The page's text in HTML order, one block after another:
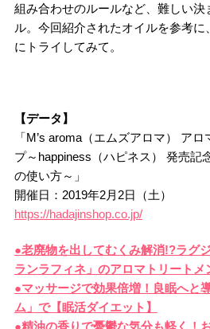
組み合わせのルールなど、難しい決
ル。今回紹介されたオイルを参考に
にトライしてみて。
【データ】
「M’s aroma（エムズアロマ） ア
プ～happiness（ハピネス） 発売記
の使い方～」
開催日：2019年2月2日（土）
https://hadajinshop.co.jp/
●老廃物を出してむくみ解消!?ラグ
ランラフィネ」のアロマトリートメ
●マッサージで効果倍増！良眠へと
ム」で【眠活ダイエット】
●精油の香りで憂鬱な気分も軽く！